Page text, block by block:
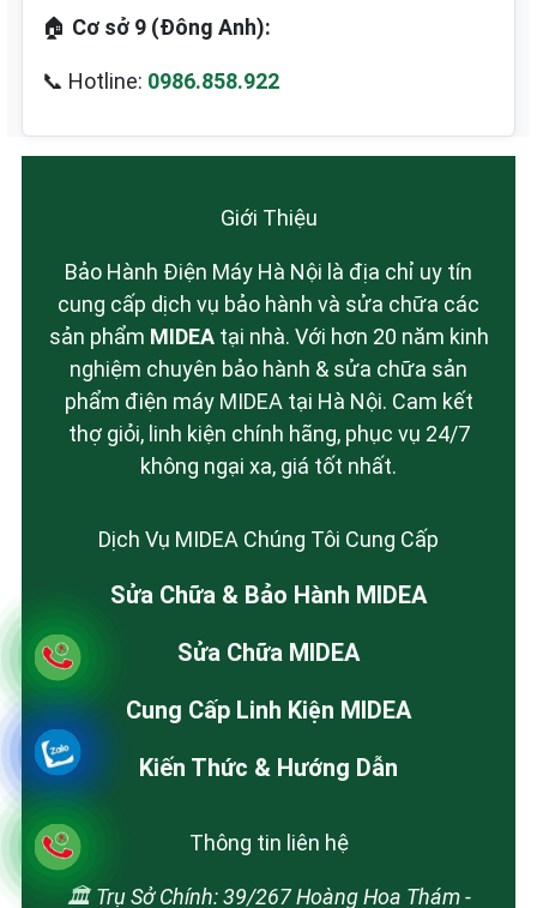
🏠 Cơ sở 9 (Đông Anh):
📞 Hotline: 0986.858.922
Giới Thiệu
Bảo Hành Điện Máy Hà Nội là địa chỉ uy tín
cung cấp dịch vụ bảo hành và sửa chữa các
sản phẩm MIDEAtại nhà. Với hơn 20 năm kinh
nghiệm chuyên bảo hành & sửa chữa sản
phẩm điện máy MIDEA tại Hà Nội. Cam kết
thợ giỏi, linh kiện chính hãng, phục vụ 24/7
không ngại xa, giá tốt nhất.
Dịch Vụ MIDEA Chúng Tôi Cung Cấp
Sửa Chữa & Bảo Hành MIDEA
Sửa Chữa MIDEA
Cung Cấp Linh Kiện MIDEA
Kiến Thức & Hướng Dẫn
Thông tin liên hệ
🏛️ Trụ Sở Chính: 39/267 Hoàng Hoa Thám -